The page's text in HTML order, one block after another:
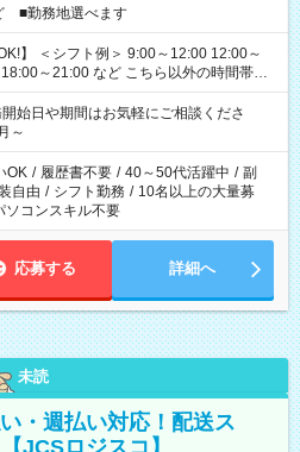
■勤務地選べます
12:00～
など こちら以外の時間帯も
い！
日や期間はお気軽にご相談くださ
～
OK / 履歴書不要 / 40～50代活躍中 / 副
自由 / シフト勤務 / 10名以上の大量募
ソコンスキル不要
応募する 詳細へ
未読
・週払い対応！配送ス
JCSロジスコ】